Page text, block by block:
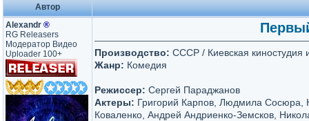
Автор
Аlехаndr ®
RG Releasers
Модератор Видео
Uploader 100+
Производство: СССР / Киевская киностудия
Жанр: Комедия
Режиссер: Сергей Параджанов
Актеры: Григорий Карпов, Людмила
Коваленко, Андрей Андриенко-Земсков,